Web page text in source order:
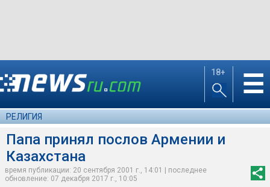
18+ ☰
РЕЛИГИЯ
Папа принял послов Армении и
Казахстана
время публикации: 20 сентября 2001 г., 14:01 | последнее
обновление: 07 декабря 2017 г., 10:05